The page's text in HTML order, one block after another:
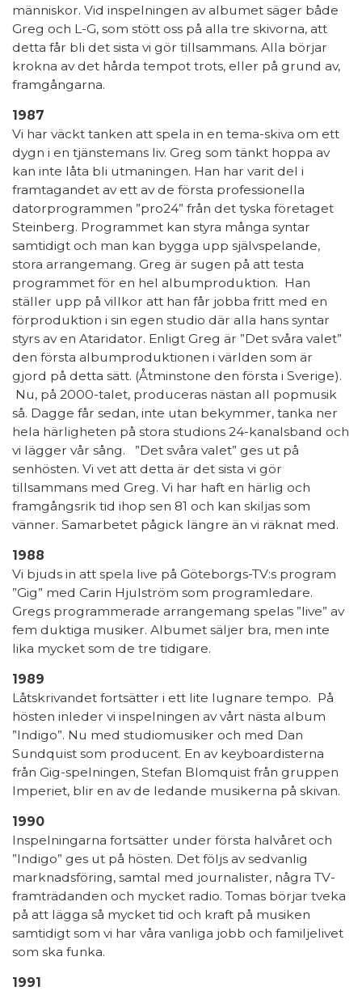
människor. Vid inspelningen av albumet säger både
Greg och L-G, som stött oss på alla tre skivorna, att
detta får bli det sista vi gör tillsammans. Alla börjar
krokna av det hårda tempot trots, eller på grund av,
framgångarna.
1987
Vi har väckt tanken att spela in en tema-skiva om ett
dygn i en tjänstemans liv. Greg som tänkt hoppa av
kan inte låta bli utmaningen. Han har varit del i
framtagandet av ett av de första professionella
datorprogrammen ”pro24” från det tyska företaget
Steinberg. Programmet kan styra många syntar
samtidigt och man kan bygga upp självspelande,
stora arrangemang. Greg är sugen på att testa
programmet för en hel albumproduktion. Han
ställer upp på villkor att han får jobba fritt med en
förproduktion i sin egen studio där alla hans syntar
styrs av en Ataridator. Enligt Greg är ”Det svåra valet”
den första albumproduktionen i världen som är
gjord på detta sätt. (Åtminstone den första i Sverige).
Nu, på 2000-talet, produceras nästan all popmusik
så. Dagge får sedan, inte utan bekymmer, tanka ner
hela härligheten på stora studions 24-kanalsband och
vi lägger vår sång. ”Det svåra valet” ges ut på
senhösten. Vi vet att detta är det sista vi gör
tillsammans med Greg. Vi har haft en härlig och
framgångsrik tid ihop sen 81 och kan skiljas som
vänner. Samarbetet pågick längre än vi räknat med.
1988
Vi bjuds in att spela live på Göteborgs-TV:s program
”Gig” med Carin Hjulström som programledare.
Gregs programmerade arrangemang spelas ”live” av
fem duktiga musiker. Albumet säljer bra, men inte
lika mycket som de tre tidigare.
1989
Låtskrivandet fortsätter i ett lite lugnare tempo. På
hösten inleder vi inspelningen av vårt nästa album
”Indigo”. Nu med studiomusiker och med Dan
Sundquist som producent. En av keyboardisterna
från Gig-spelningen, Stefan Blomquist från gruppen
Imperiet, blir en av de ledande musikerna på skivan.
1990
Inspelningarna fortsätter under första halvåret och
”Indigo” ges ut på hösten. Det följs av sedvanlig
marknadsföring, samtal med journalister, några TV-
framträdanden och mycket radio. Tomas börjar tveka
på att lägga så mycket tid och kraft på musiken
samtidigt som vi har våra vanliga jobb och familjelivet
som ska funka.
1991